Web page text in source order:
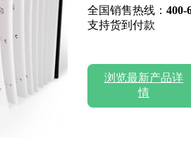
全国销售热线： 400-
支持货到付款
浏览最新产品详
情